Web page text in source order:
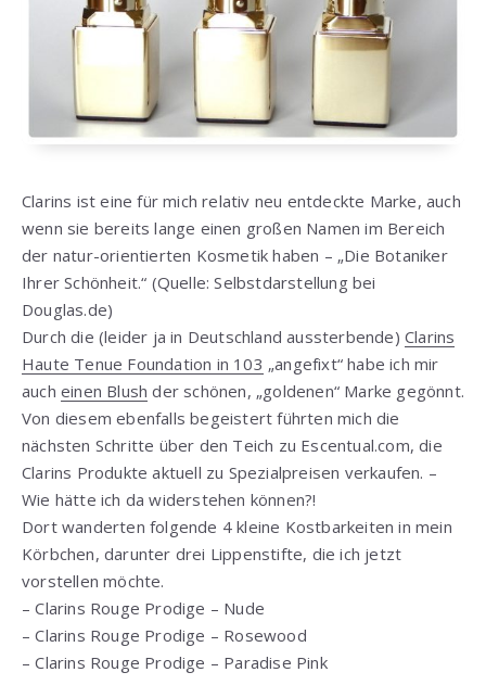
Clarins ist eine für mich relativ neu entdeckte Marke, auch
wenn sie bereits lange einen großen Namen im Bereich
der natur-orientierten Kosmetik haben – „Die Botaniker
Ihrer Schönheit.“ (Quelle: Selbstdarstellung bei
Douglas.de)
Durch die (leider ja in Deutschland aussterbende)Clarins
Haute Tenue Foundation in 103 „angefixt“ habe ich mir
auch einen Blush der schönen, „goldenen“ Marke gegönnt.
Von diesem ebenfalls begeistert führten mich die
nächsten Schritte über den Teich zu Escentual.com, die
Clarins Produkte aktuell zu Spezialpreisen verkaufen. –
Wie hätte ich da widerstehen können?!
Dort wanderten folgende 4 kleine Kostbarkeiten in mein
Körbchen, darunter drei Lippenstifte, die ich jetzt
vorstellen möchte.
– Clarins Rouge Prodige – Nude
– Clarins Rouge Prodige – Rosewood
– Clarins Rouge Prodige – Paradise Pink